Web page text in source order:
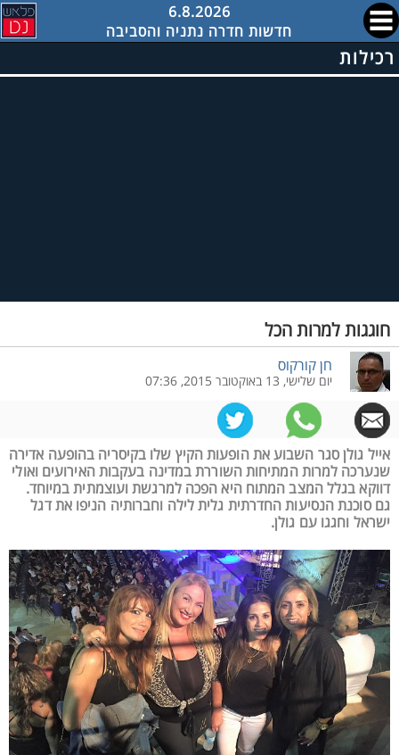
6.8.2026
חדשות חדרה נתניה והסביבה
רכילות
חוגגות למרות הכל
חן קורקוס
יום שלישי, 13 באוקטובר 2015, 07:36
אייל גולן סגר השבוע את הופעות הקיץ שלו בקיסריה בהופעה אדירה
שנערכה למרות המתיחות השוררת במדינה בעקבות האירועים ואולי
דווקא בגלל המצב המתוח היא הפכה למרגשת ועוצמתית במיוחד.
גם סוכנת הנסיעות החדרתית גלית לילה וחברותיה הניפו את דגל
ישראל וחגגו עם גולן.